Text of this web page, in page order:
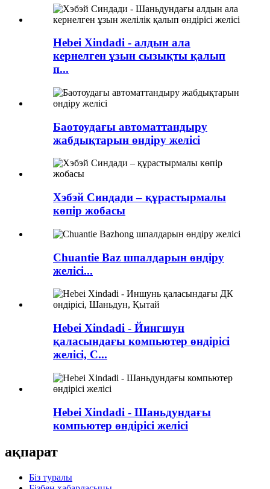
Hebei Xindadi - алдын ала
кернелген ұзын сызықты қалып
п...
Баотоудағы автоматтандыру
жабдықтарын өндіру желісі
Хэбэй Синдади – құрастырмалы
көпір жобасы
Chuantie Baz шпалдарын өндіру
желісі...
Hebei Xindadi - Йингшун
қаласындағы компьютер өндірісі
желісі, С...
Hebei Xindadi - Шаньдундағы
компьютер өндірісі желісі
ақпарат
Біз туралы